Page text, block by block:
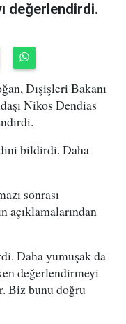
değerlendirdi.
Dışişleri Bakanı
Nikos Dendias
bildirdi. Daha
sonrası
açıklamalarından
Daha yumuşak da
değerlendirmeyi
Biz bunu doğru